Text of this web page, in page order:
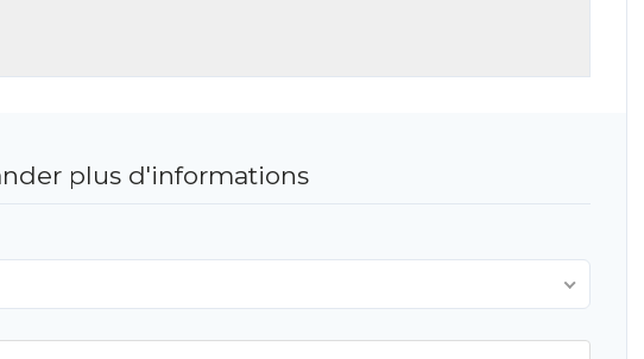
plus d'informations